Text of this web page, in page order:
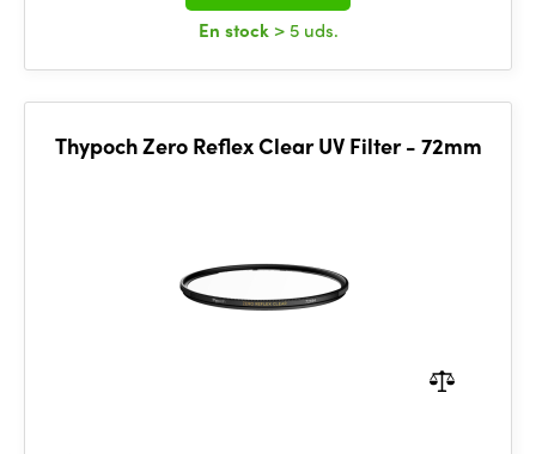
En stock > 5 uds.
Thypoch Zero Reflex Clear UV Filter - 72mm